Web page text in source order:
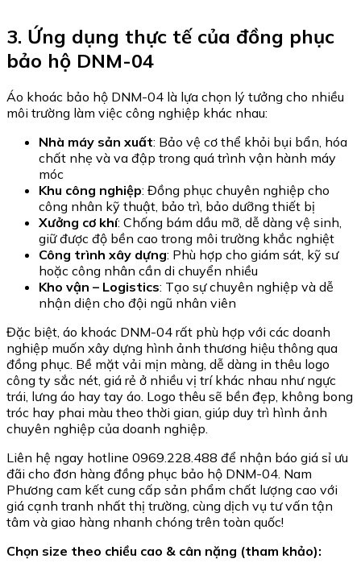
3. Ứng dụng thực tế của đồng phục
bảo hộ DNM-04
Áo khoác bảo hộ DNM-04 là lựa chọn lý tưởng cho nhiều
môi trường làm việc công nghiệp khác nhau:
Nhà máy sản xuất: Bảo vệ cơ thể khỏi bụi bẩn, hóa
chất nhẹ và va đập trong quá trình vận hành máy
móc
Khu công nghiệp: Đồng phục chuyên nghiệp cho
công nhân kỹ thuật, bảo trì, bảo dưỡng thiết bị
Xưởng cơ khí: Chống bám dầu mỡ, dễ dàng vệ sinh,
giữ được độ bền cao trong môi trường khắc nghiệt
Công trình xây dựng: Phù hợp cho giám sát, kỹ sư
hoặc công nhân cần di chuyển nhiều
Kho vận – Logistics: Tạo sự chuyên nghiệp và dễ
nhận diện cho đội ngũ nhân viên
Đặc biệt, áo khoác DNM-04 rất phù hợp với các doanh
nghiệp muốn xây dựng hình ảnh thương hiệu thông qua
đồng phục. Bề mặt vải mịn màng, dễ dàng in thêu logo
công ty sắc nét, giá rẻ ở nhiều vị trí khác nhau như ngực
trái, lưng áo hay tay áo. Logo thêu sẽ bền đẹp, không bong
tróc hay phai màu theo thời gian, giúp duy trì hình ảnh
chuyên nghiệp của doanh nghiệp.
Liên hệ ngay hotline 0969.228.488 để nhận báo giá sỉ ưu
đãi cho đơn hàng đồng phục bảo hộ DNM-04. Nam
Phương cam kết cung cấp sản phẩm chất lượng cao với
giá cạnh tranh nhất thị trường, cùng dịch vụ tư vấn tận
tâm và giao hàng nhanh chóng trên toàn quốc!
Chọn size theo chiều cao & cân nặng (tham khảo):